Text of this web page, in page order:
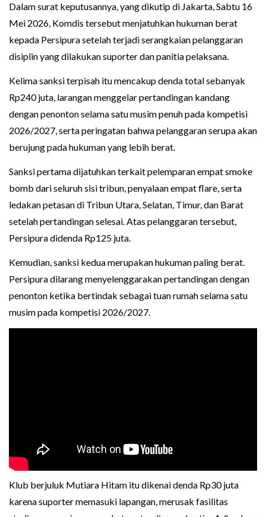
Dalam surat keputusannya, yang dikutip di Jakarta, Sabtu 16
Mei 2026, Komdis tersebut menjatuhkan hukuman berat
kepada Persipura setelah terjadi serangkaian pelanggaran
disiplin yang dilakukan suporter dan panitia pelaksana.
Kelima sanksi terpisah itu mencakup denda total sebanyak
Rp240 juta, larangan menggelar pertandingan kandang
dengan penonton selama satu musim penuh pada kompetisi
2026/2027, serta peringatan bahwa pelanggaran serupa akan
berujung pada hukuman yang lebih berat.
Sanksi pertama dijatuhkan terkait pelemparan empat smoke
bomb dari seluruh sisi tribun, penyalaan empat flare, serta
ledakan petasan di Tribun Utara, Selatan, Timur, dan Barat
setelah pertandingan selesai. Atas pelanggaran tersebut,
Persipura didenda Rp125 juta.
Kemudian, sanksi kedua merupakan hukuman paling berat.
Persipura dilarang menyelenggarakan pertandingan dengan
penonton ketika bertindak sebagai tuan rumah selama satu
musim pada kompetisi 2026/2027.
Klub berjuluk Mutiara Hitam itu dikenai denda Rp30 juta
karena suporter memasuki lapangan, merusak fasilitas